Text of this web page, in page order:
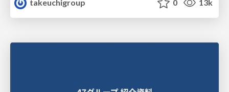
takeuchigroup 0 13k